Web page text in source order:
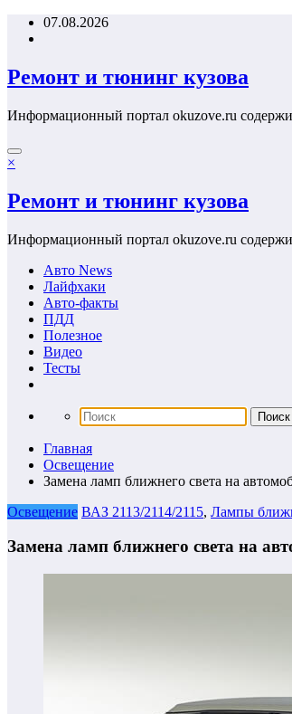
Перейти07.08.2026
Ремонт и тюнинг кузова
Информационный портал okuzove.ru
×
Ремонт и тюнинг кузова
Информационный портал okuzove.ru
Авто News
Лайфхаки
Авто-факты
ПДД
Полезное
Видео
Тесты
Главная
Освещение
Замена ламп ближнего света на
Освещение ВАЗ 2113/2114/2115, Лампы
Замена ламп ближнего света на